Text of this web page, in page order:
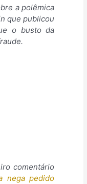
a polêmica
que publicou
o busto da
comentário
nega pedido